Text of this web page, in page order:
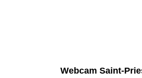
Webcam Saint-